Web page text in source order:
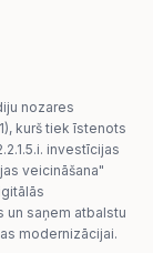
nozares
kurš tiek īstenots
investīcijas
veicināšana"
un saņem atbalstu
modernizācijai.